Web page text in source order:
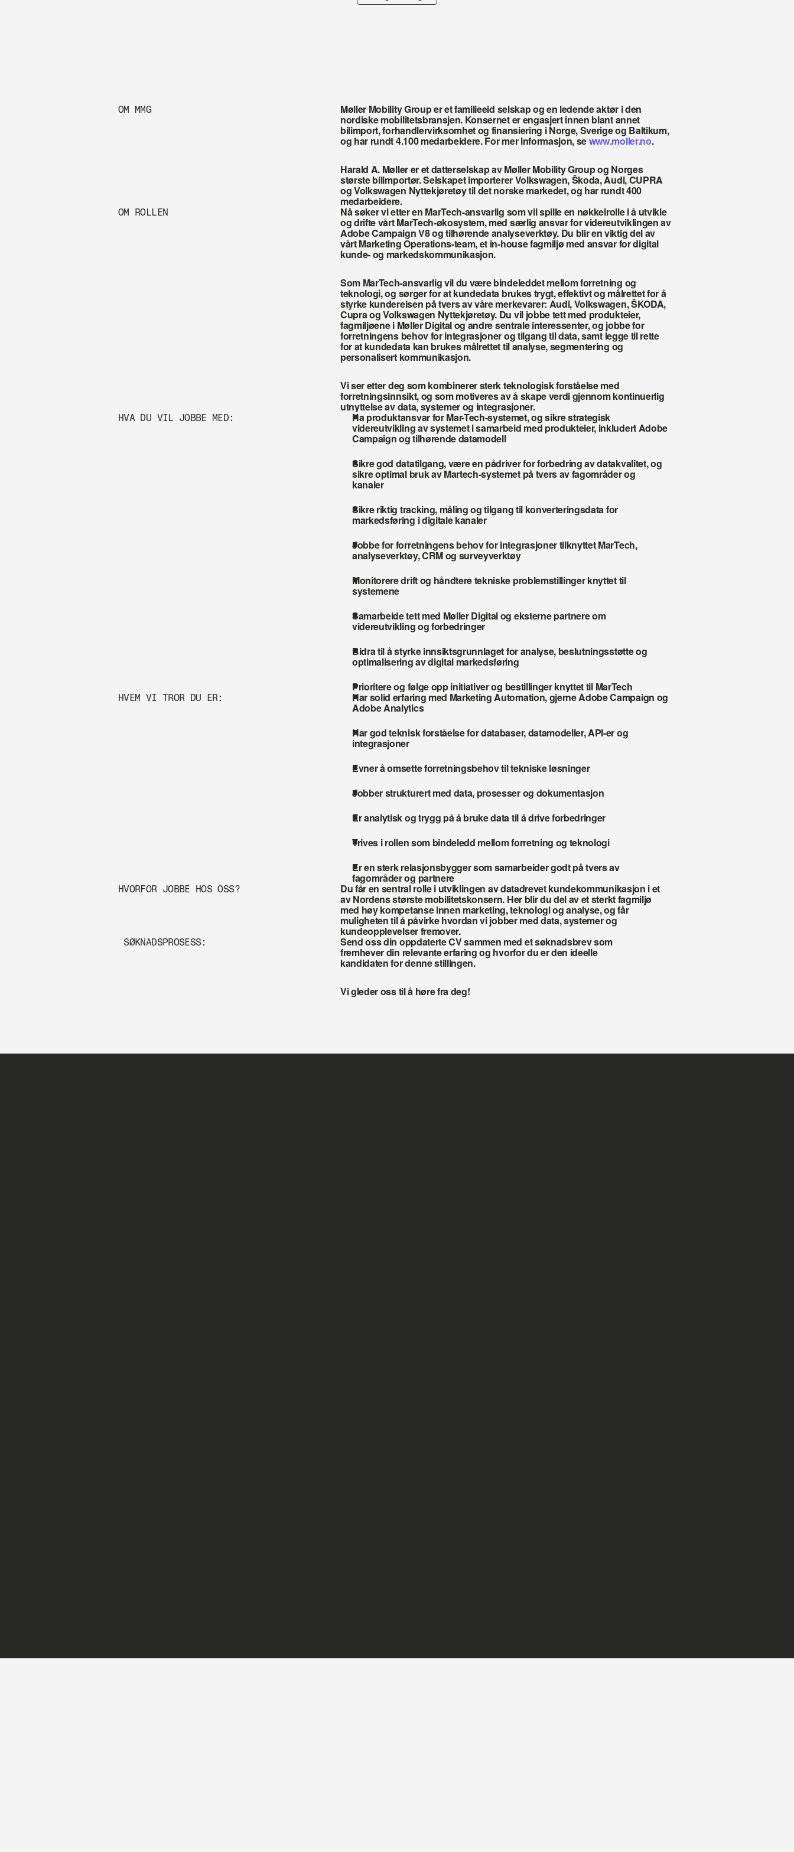
OM MMG Møller Mobility Group er et familieeid selskap og en ledende aktør i den
nordiske mobilitetsbransjen. Konsernet er engasjert innen blant annet
bilimport, forhandlervirksomhet og finansiering i Norge, Sverige og Baltikum,
og har rundt 4.100 medarbeidere. For mer informasjon, se www.moller.no.
Harald A. Møller er et datterselskap av Møller Mobility Group og Norges
største bilimportør. Selskapet importerer Volkswagen, Škoda, Audi, CUPRA
og Volkswagen Nyttekjøretøy til det norske markedet, og har rundt 400
medarbeidere.
OM ROLLEN Nå søker vi etter en MarTech-ansvarlig som vil spille en nøkkelrolle i å utvikle
og drifte vårt MarTech-økosystem, med særlig ansvar for videreutviklingen av
Adobe Campaign V8 og tilhørende analyseverktøy. Du blir en viktig del av
vårt Marketing Operations-team, et in-house fagmiljø med ansvar for digital
kunde- og markedskommunikasjon.
Som MarTech-ansvarlig vil du være bindeleddet mellom forretning og
teknologi, og sørger for at kundedata brukes trygt, effektivt og målrettet for å
styrke kundereisen på tvers av våre merkevarer: Audi, Volkswagen, ŠKODA,
Cupra og Volkswagen Nyttekjøretøy. Du vil jobbe tett med produkteier,
fagmiljøene i Møller Digital og andre sentrale interessenter, og jobbe for
forretningens behov for integrasjoner og tilgang til data, samt legge til rette
for at kundedata kan brukes målrettet til analyse, segmentering og
personalisert kommunikasjon.
Vi ser etter deg som kombinerer sterk teknologisk forståelse med
forretningsinnsikt, og som motiveres av å skape verdi gjennom kontinuerlig
utnyttelse av data, systemer og integrasjoner.
HVA DU VIL JOBBE MED: Ha produktansvar for Mar-Tech-systemet, og sikre strategisk
videreutvikling av systemet i samarbeid med produkteier, inkludert Adobe
Campaign og tilhørende datamodell
Sikre god datatilgang, være en pådriver for forbedring av datakvalitet, og
sikre optimal bruk av Martech-systemet på tvers av fagområder og
kanaler
Sikre riktig tracking, måling og tilgang til konverteringsdata for
markedsføring i digitale kanaler
Jobbe for forretningens behov for integrasjoner tilknyttet MarTech,
analyseverktøy, CRM og surveyverktøy
Monitorere drift og håndtere tekniske problemstillinger knyttet til
systemene
Samarbeide tett med Møller Digital og eksterne partnere om
videreutvikling og forbedringer
Bidra til å styrke innsiktsgrunnlaget for analyse, beslutningsstøtte og
optimalisering av digital markedsføring
Prioritere og følge opp initiativer og bestillinger knyttet til MarTech
HVEM VI TROR DU ER: Har solid erfaring med Marketing Automation, gjerne Adobe Campaign og
Adobe Analytics
Har god teknisk forståelse for databaser, datamodeller, API-er og
integrasjoner
Evner å omsette forretningsbehov til tekniske løsninger
Jobber strukturert med data, prosesser og dokumentasjon
Er analytisk og trygg på å bruke data til å drive forbedringer
Trives i rollen som bindeledd mellom forretning og teknologi
Er en sterk relasjonsbygger som samarbeider godt på tvers av
fagområder og partnere
HVORFOR JOBBE HOS OSS? Du får en sentral rolle i utviklingen av datadrevet kundekommunikasjon i et
av Nordens største mobilitetskonsern. Her blir du del av et sterkt fagmiljø
med høy kompetanse innen marketing, teknologi og analyse, og får
muligheten til å påvirke hvordan vi jobber med data, systemer og
kundeopplevelser fremover.
SØKNADSPROSESS: Send oss din oppdaterte CV sammen med et søknadsbrev som
fremhever din relevante erfaring og hvorfor du er den ideelle
kandidaten for denne stillingen.
Vi gleder oss til å høre fra deg!